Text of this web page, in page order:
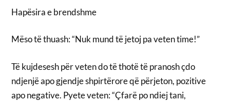
Hapësira e brendshme
Mëso të thuash: “Nuk mund të jetoj pa veten time!”
Të kujdesesh për veten do të thotë të pranosh çdo
ndjenjë apo gjendje shpirtërore që përjeton, pozitive
apo negative. Pyete veten: “Çfarë po ndiej tani,